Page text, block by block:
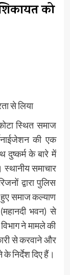
को
से लिया
स्थित समाज
की एक
दुष्कर्म के बारे में
स्थानीय समाचार
द्वारा पुलिस
समाज कल्याण
भवन) से
ने मामले की
से करवाने और
निर्देश दिए हैं।